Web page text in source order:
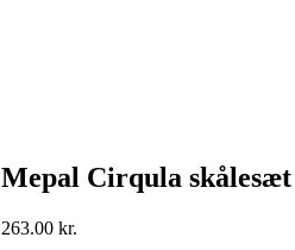
Mepal Cirqula
263.00kr.